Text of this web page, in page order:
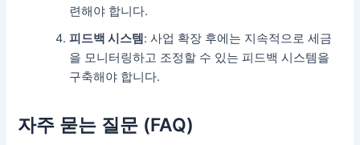
련해야 합니다.
피드백 시스템: 사업 확장 후에는 지속적으로 세금
을 모니터링하고 조정할 수 있는 피드백 시스템을
구축해야 합니다.
자주 묻는 질문 (FAQ)